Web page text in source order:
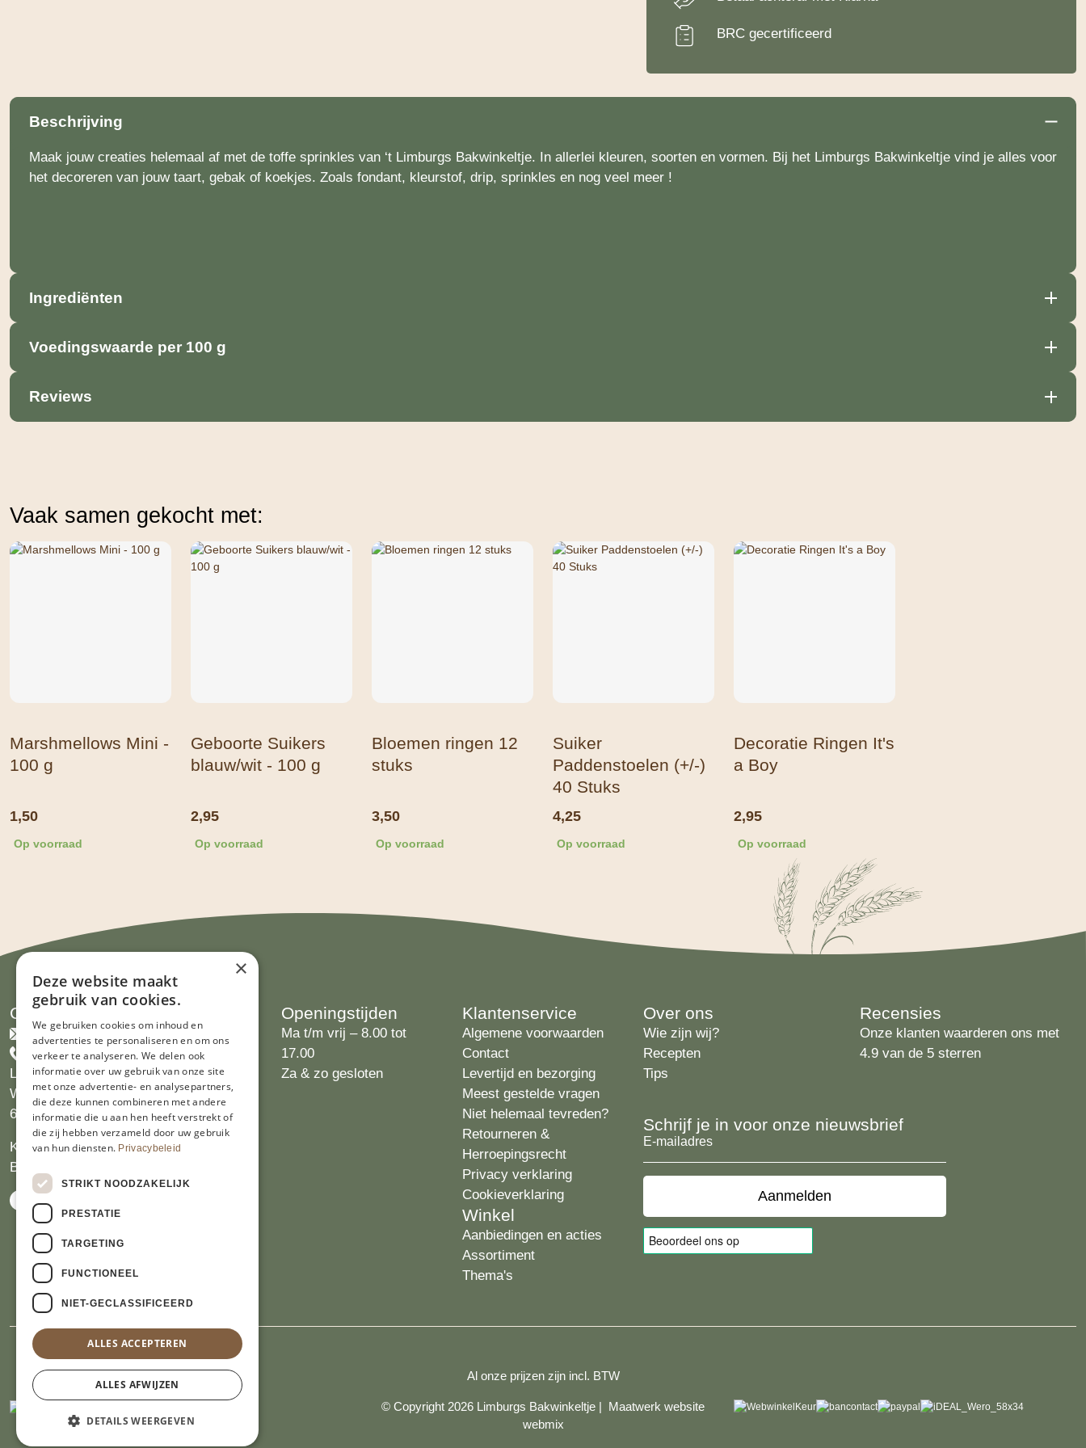
BRC gecertificeerd
Beschrijving
Maak jouw creaties helemaal af met de toffe sprinkles van ‘t Limburgs Bakwinkeltje. In allerlei kleuren, soorten en vormen. Bij het Limburgs Bakwinkeltje vind je alles voor
het decoreren van jouw taart, gebak of koekjes. Zoals fondant, kleurstof, drip, sprinkles en nog veel meer !
Ingrediënten
Voedingswaarde per 100 g
Reviews
Vaak samen gekocht met:
Marshmellows Mini -
100 g
1,50
Op voorraad
Geboorte Suikers
blauw/wit - 100 g
2,95
Op voorraad
Bloemen ringen 12
stuks
3,50
Op voorraad
Suiker
Paddenstoelen (+/-)
40 Stuks
4,25
Op voorraad
Decoratie Ringen It's
a Boy
2,95
Op voorraad
Contact
info@limburgsbakwinkeltje.nl
+31455226693
Limburgs Bakwinkeltje
Wijngaardsweg 16
6412 PJ Heerlen
KVK 14069470
BTW NL809913914.B01
Openingstijden
Ma t/m vrij – 8.00 tot
17.00
Za & zo gesloten
Klantenservice
Algemene voorwaarden
Contact
Levertijd en bezorging
Meest gestelde vragen
Niet helemaal tevreden?
Retourneren &
Herroepingsrecht
Privacy verklaring
Cookieverklaring
Winkel
Aanbiedingen en acties
Assortiment
Thema's
Over ons
Wie zijn wij?
Recepten
Tips
Recensies
Onze klanten waarderen ons met
4.9 van de 5 sterren
Schrijf je in voor onze nieuwsbrief
E-
mailadres
Al onze prijzen zijn incl. BTW
© Copyright 2026 Limburgs Bakwinkeltje | Maatwerk website
webmix
×
Deze website maakt
gebruik van cookies.
We gebruiken cookies om inhoud en
advertenties te personaliseren en om ons
verkeer te analyseren. We delen ook
informatie over uw gebruik van onze site
met onze advertentie- en analysepartners,
die deze kunnen combineren met andere
informatie die u aan hen heeft verstrekt of
die zij hebben verzameld door uw gebruik
van hun diensten. Privacybeleid
STRIKT NOODZAKELIJK
PRESTATIE
TARGETING
FUNCTIONEEL
NIET-GECLASSIFICEERD
ALLES ACCEPTEREN
ALLES AFWIJZEN
DETAILS WEERGEVEN